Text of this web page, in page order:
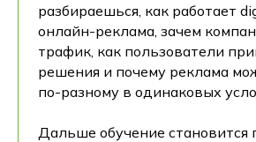
разбираешься, как работает
онлайн-реклама, зачем
трафик, как пользователи
решения и почему реклама
по-разному в одинаковых
Дальше обучение становится